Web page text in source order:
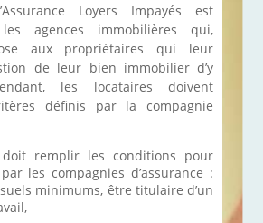
Loyers Impayés est
agences immobilières qui,
aux propriétaires qui leur
de leur bien immobilier d’y
les locataires doivent
définis par la compagnie
doit remplir les conditions pour
les compagnies d’assurance :
minimums, être titulaire d’un